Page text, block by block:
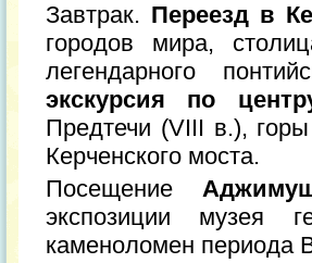
Завтрак. Переезд в
городов мира,
легендарного
экскурсия по
Предтечи (VIII в.),
Керченского моста.
Посещение
экспозиции музея
каменоломен периода